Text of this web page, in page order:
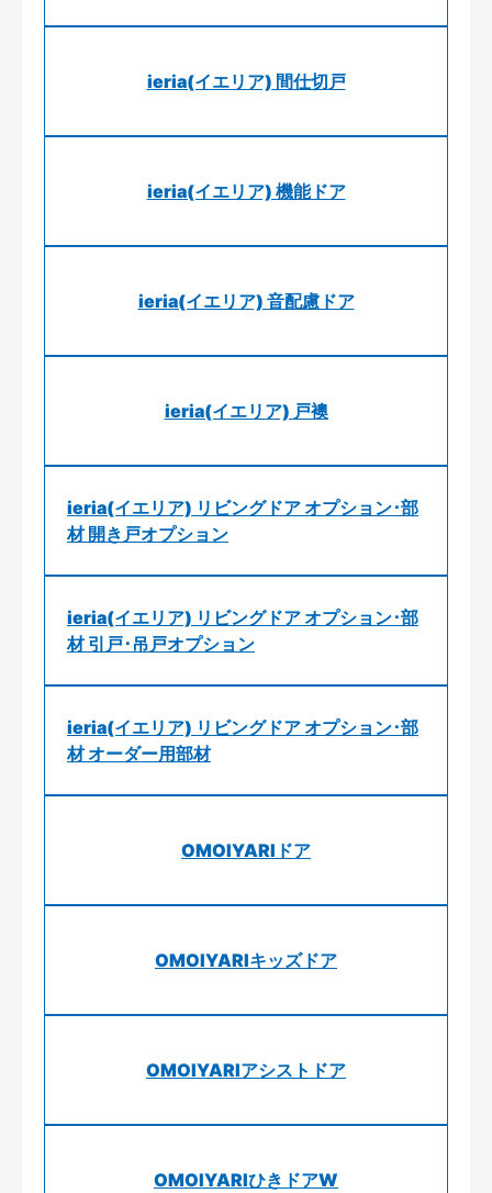
ieria(イエリア) 間仕切戸
ieria(イエリア) 機能ドア
ieria(イエリア) 音配慮ドア
ieria(イエリア) 戸襖
ieria(イエリア) リビングドア オプション･部
材 開き戸オプション
ieria(イエリア) リビングドア オプション･部
材 引戸･吊戸オプション
ieria(イエリア) リビングドア オプション･部
材 オーダー用部材
OMOIYARIドア
OMOIYARIキッズドア
OMOIYARIアシストドア
OMOIYARIひきドアW